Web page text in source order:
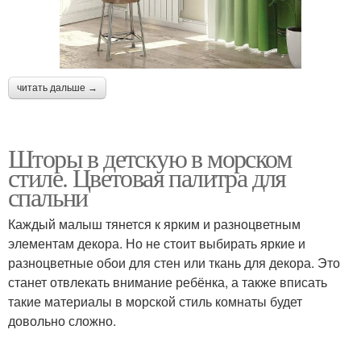
читать дальше →
Шторы в детскую в морском
стиле. Цветовая палитра для
спальни
Каждый малыш тянется к ярким и разноцветным
элементам декора. Но не стоит выбирать яркие и
разноцветные обои для стен или ткань для декора. Это
станет отвлекать внимание ребёнка, а также вписать
такие материалы в морской стиль комнаты будет
довольно сложно.